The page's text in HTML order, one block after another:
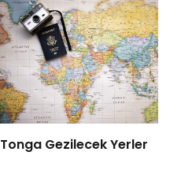
Tonga Gezilecek Yerler